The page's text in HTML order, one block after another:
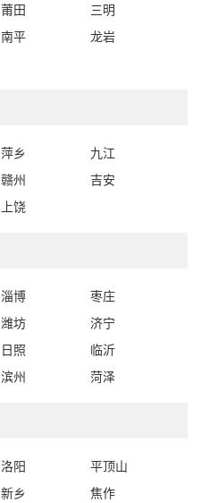
莆田
三明
南平
龙岩
萍乡
九江
赣州
吉安
上饶
淄博
枣庄
潍坊
济宁
日照
临沂
滨州 菏泽
洛阳
平顶山
新乡
焦作